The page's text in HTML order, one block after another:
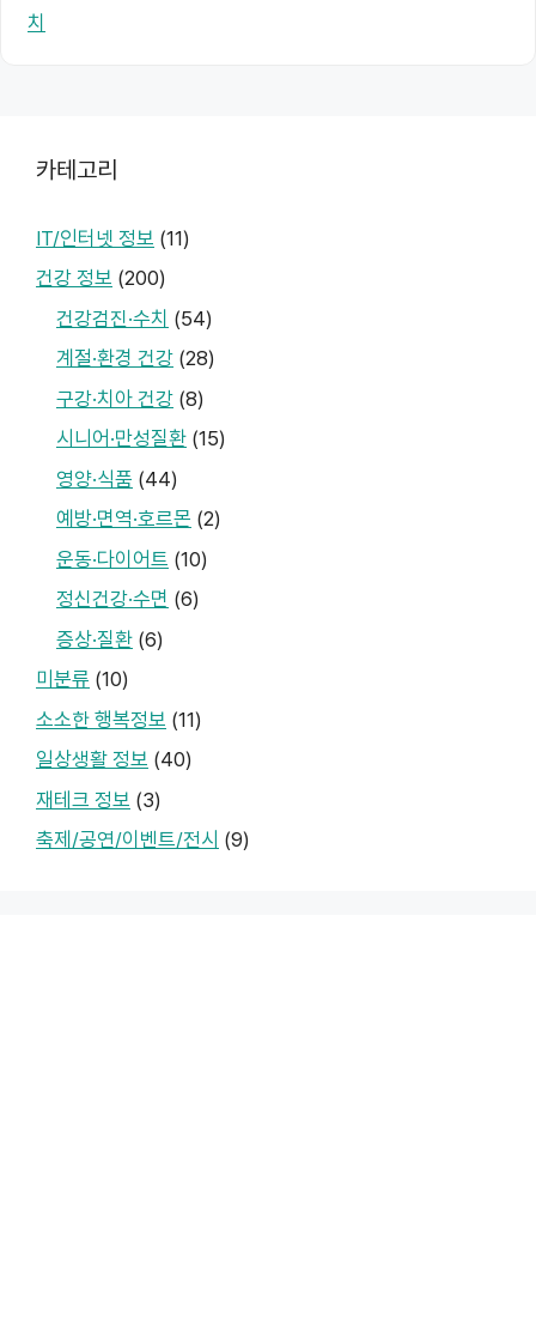
치
카테고리
IT/인터넷 정보 (11)
건강 정보 (200)
건강검진·수치 (54)
계절·환경 건강 (28)
구강·치아 건강 (8)
시니어·만성질환 (15)
영양·식품 (44)
예방·면역·호르몬 (2)
운동·다이어트 (10)
정신건강·수면 (6)
증상·질환 (6)
미분류 (10)
소소한 행복정보 (11)
일상생활 정보 (40)
재테크 정보 (3)
축제/공연/이벤트/전시 (9)